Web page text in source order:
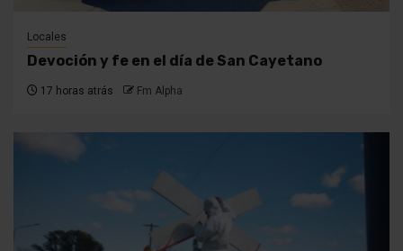
Locales
Devoción y fe en el día de San Cayetano
17 horas atrás Fm Alpha